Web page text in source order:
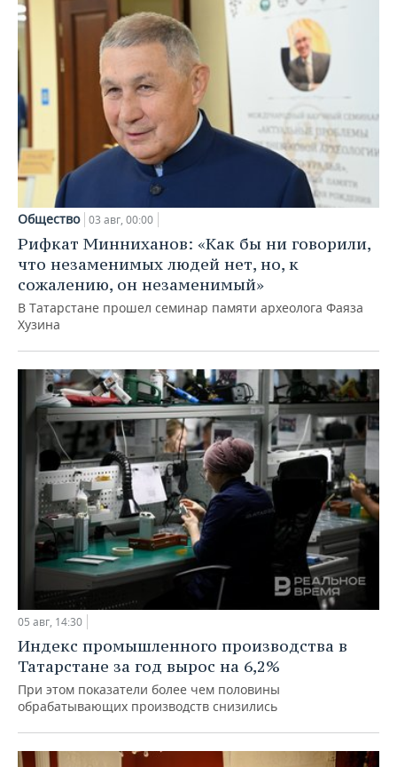
Общество 03 авг, 00:00
Рифкат Минниханов: «Как бы ни говорили,
что незаменимых людей нет, но, к
сожалению, он незаменимый»
В Татарстане прошел семинар памяти археолога Фаяза
Хузина
05 авг, 14:30
Индекс промышленного производства в
Татарстане за год вырос на 6,2%
При этом показатели более чем половины
обрабатывающих производств снизились